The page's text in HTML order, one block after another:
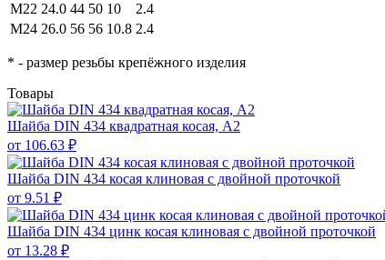
М22 24.0 44 50 10
2.4
M24 26.0 56 56 10.8 2.4
* - размер резьбы крепёжного изделия
Товары
Шайба DIN 434 квадратная косая, А2
от 106.63 ₽
Шайба DIN 434 косая клиновая с двойной проточкой
от 9.51 ₽
Шайба DIN 434 цинк косая клиновая с двойной проточкой
от 13.28 ₽